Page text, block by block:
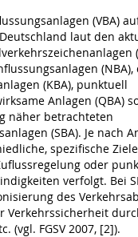
(VBA)
laut den
(NBA),
(KBA), punktuell
Anlagen (QBA)
näher betrachteten
(SBA). Je nach
spezifische
oder
verfolgt. Bei
des
Verkehrssicherheit
(vgl. FGSV 2007, [2]).